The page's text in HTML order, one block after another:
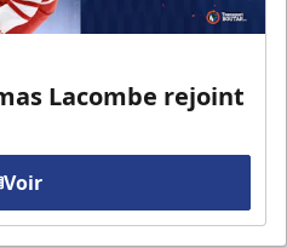
Lacombe rejoint
Voir